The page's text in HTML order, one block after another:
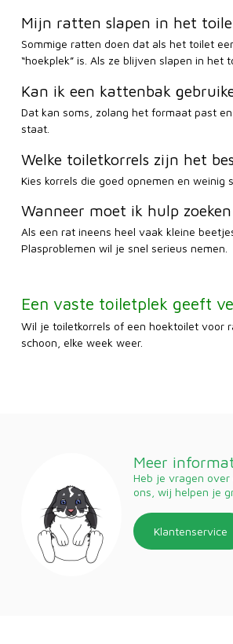
Mijn ratten slapen in het
Sommige ratten doen dat als het toilet
“hoekplek” is. Als ze blijven slapen in
Kan ik een kattenbak
Dat kan soms, zolang het formaat past
staat.
Welke toiletkorrels zijn het
Kies korrels die goed opnemen en
Wanneer moet ik hulp
Als een rat ineens heel vaak kleine
Plasproblemen wil je snel serieus nemen.
Een vaste toiletplek geeft
Wil je toiletkorrels of een hoektoilet voor
schoon, elke week weer.
Meer
Heb je vragen
ons, wij helpen je
Klantenservice